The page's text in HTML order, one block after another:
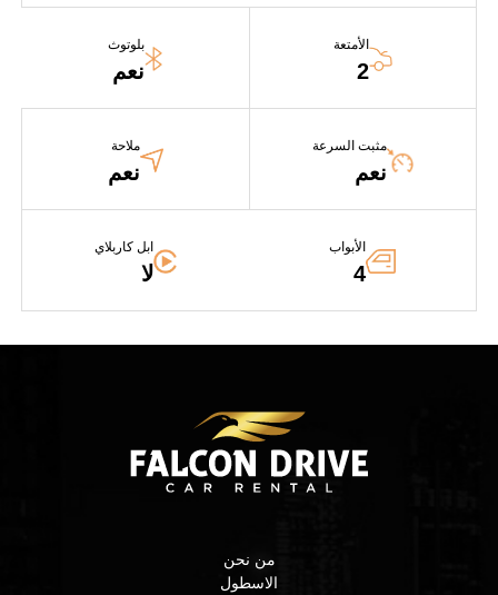
الأمتعة
2
بلوتوث
نعم
مثبت السرعة
نعم
ملاحة
نعم
الأبواب
4
ابل كاربلاي
لا
من نحن
الاسطول